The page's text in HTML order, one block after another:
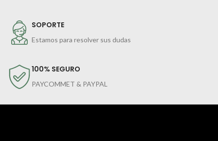
SOPORTE
Estamos para resolver sus dudas
100% SEGURO
PAYCOMMET & PAYPAL